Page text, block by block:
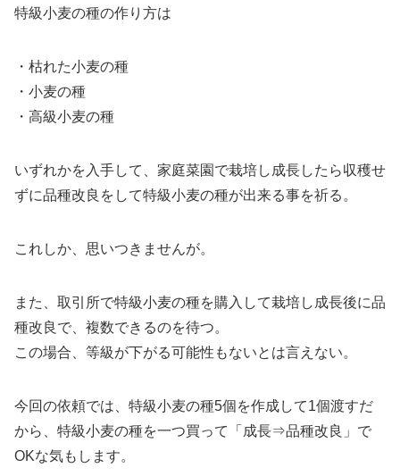
特級小麦の種の作り方は
・枯れた小麦の種
・小麦の種
・高級小麦の種
いずれかを入手して、家庭菜園で栽培し成長したら収穫せ
ずに品種改良をして特級小麦の種が出来る事を祈る。
これしか、思いつきませんが。
また、取引所で特級小麦の種を購入して栽培し成長後に品
種改良で、複数できるのを待つ。
この場合、等級が下がる可能性もないとは言えない。
今回の依頼では、特級小麦の種5個を作成して1個渡すだ
から、特級小麦の種を一つ買って「成長⇒品種改良」で
OKな気もします。